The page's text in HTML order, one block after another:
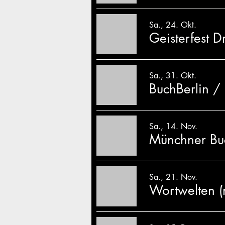
Sa., 24. Okt.
Geisterfest
Sa., 31. Okt.
BuchBerlin /
Sa., 14. Nov.
Münchner
Sa., 21. Nov.
Wortwelten